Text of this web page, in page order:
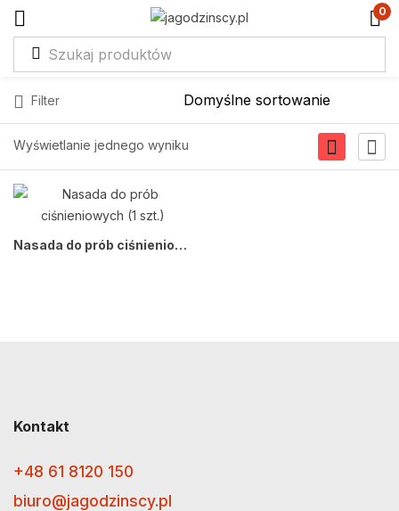
0
Wyświetlanie jednego wyniku
Filter
Nasada do prób ciśnieniowych (1 szt.)
Kontakt
+48 61 8120 150
biuro@jagodzinscy.pl